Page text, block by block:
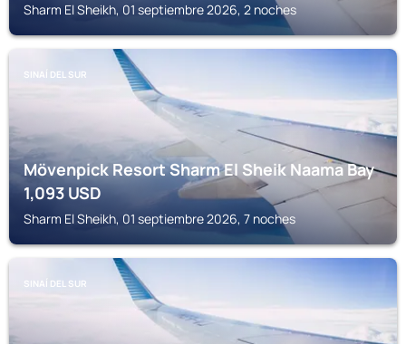
Sharm El Sheikh, 01 septiembre 2026, 2 noches
SINAÍ DEL SUR
Mövenpick Resort Sharm El Sheik Naama Bay
1,093USD
Sharm El Sheikh, 01 septiembre 2026, 7 noches
SINAÍ DEL SUR